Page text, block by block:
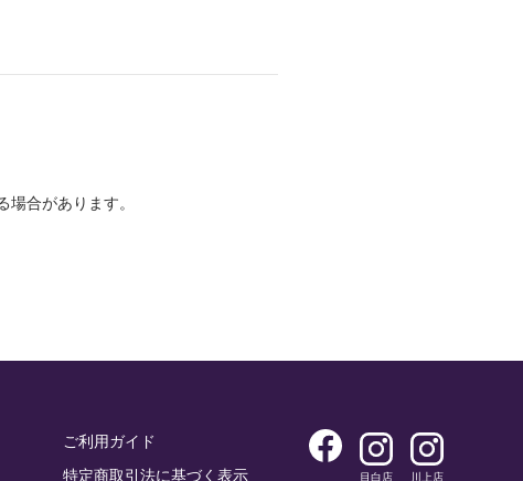
合があります。
ご利用ガイド
特定商取引法に基づく表示
目白店 川上店